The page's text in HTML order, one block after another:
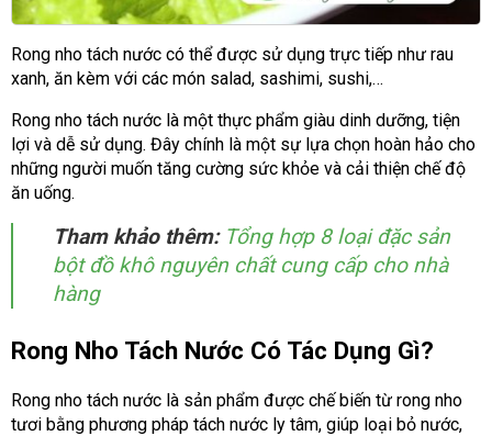
Rong nho tách nước có thể được sử dụng trực tiếp như rau
xanh, ăn kèm với các món salad, sashimi, sushi,…
Rong nho tách nước là một thực phẩm giàu dinh dưỡng, tiện
lợi và dễ sử dụng. Đây chính là một sự lựa chọn hoàn hảo cho
những người muốn tăng cường sức khỏe và cải thiện chế độ
ăn uống.
Tham khảo thêm: Tổng hợp 8 loại đặc sản
bột đồ khô nguyên chất cung cấp cho nhà
hàng
Rong Nho Tách Nước Có Tác Dụng Gì?
Rong nho tách nước là sản phẩm được chế biến từ rong nho
tươi bằng phương pháp tách nước ly tâm, giúp loại bỏ nước,